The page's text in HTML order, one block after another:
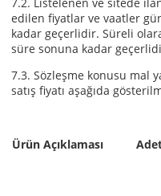
edilen fiyatlar ve vaatler
kadar geçerlidir. Süreli
süre sonuna kadar
7.3. Sözleşme konusu mal
satış fiyatı aşağıda
Ürün Açıklaması